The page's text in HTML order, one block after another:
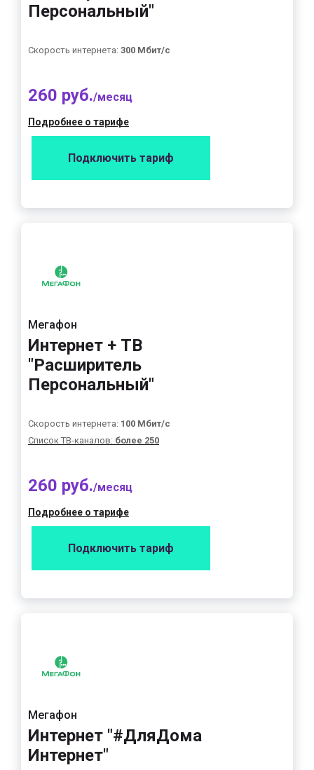
Персональный"
Скорость интернета: 300 Мбит/с
260 руб./месяц
Подробнее о тарифе
Подключить тариф
Мегафон
Интернет + ТВ
"Расширитель
Персональный"
Скорость интернета: 100 Мбит/с
Список ТВ-каналов: более 250
260 руб./месяц
Подробнее о тарифе
Подключить тариф
Мегафон
Интернет "#ДляДома
Интернет"